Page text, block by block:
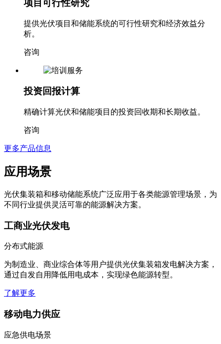
项目可行性研究
提供光伏项目和储能系统的可行性研究和经济效益分
析。
咨询
投资回报计算
精确计算光伏和储能项目的投资回收期和长期收益。
咨询
更多产品信息
应用场景
光伏集装箱和移动储能系统广泛应用于各类能源管理场景，为
不同行业提供灵活可靠的能源解决方案。
工商业光伏发电
分布式能源
为制造业、商业综合体等用户提供光伏集装箱发电解决方案，
通过自发自用降低用电成本，实现绿色能源转型。
了解更多
移动电力供应
应急供电场景